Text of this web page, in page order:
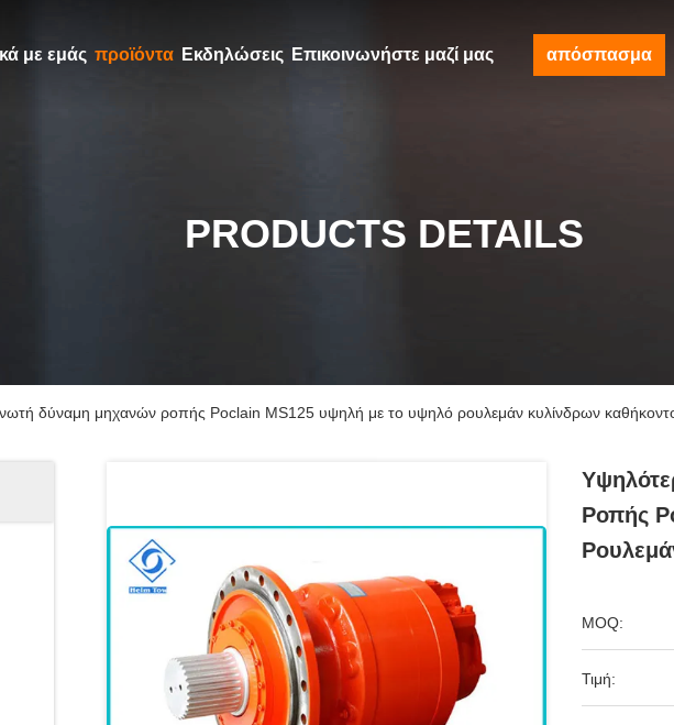
με εμάς προϊόντα Εκδηλώσεις Επικοινωνήστε μαζί μας απόσπασμα
PRODUCTS DETAILS
δύναμη μηχανών ροπής Poclain MS125 υψηλή με το υψηλό ρουλεμάν κυλίνδρων
Ροπής
MOQ:
Τιμή: